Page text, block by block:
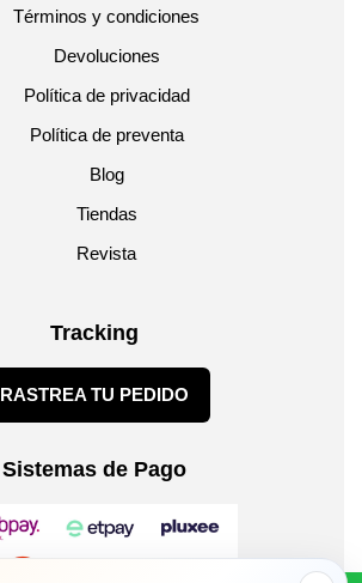
Términos y condiciones
Devoluciones
Política de privacidad
Política de preventa
Blog
Tiendas
Revista
Tracking
RASTREA TU PEDIDO
Sistemas de Pago